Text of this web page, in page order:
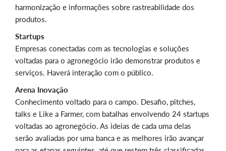
harmonização e informações sobre rastreabilidade dos
produtos.
Startups
Empresas conectadas com as tecnologias e soluções
voltadas para o agronegócio irão demonstrar produtos e
serviços. Haverá interação com o público.
Arena Inovação
Conhecimento voltado para o campo. Desafio, pitches,
talks e Like a Farmer, com batalhas envolvendo 24 startups
voltadas ao agronegócio. As ideias de cada uma delas
serão avaliadas por uma banca e as melhores irão avançar